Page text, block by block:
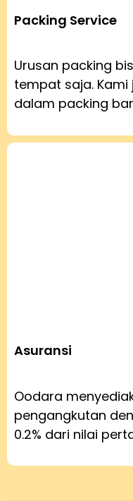
Packing Service
Urusan packing
tempat saja.
dalam packing
Asuransi
Oodara
pengangkutan
0.2% dari nilai